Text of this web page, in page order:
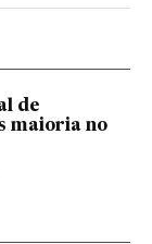
de
maioria no